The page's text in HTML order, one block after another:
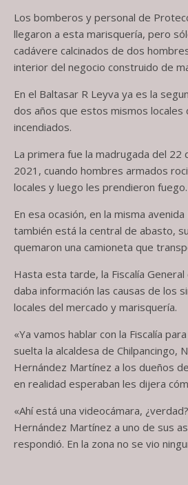
Los bomberos y personal de
llegaron a esta marisquería, pero
cadávere calcinados de dos
interior del negocio construido de
En el Baltasar R Leyva ya es la
dos años que estos mismos locales
incendiados.
La primera fue la madrugada del 22
2021, cuando hombres armados
locales y luego les prendieron fuego.
En esa ocasión, en la misma
también está la central de abasto,
quemaron una camioneta que
Hasta esta tarde, la Fiscalía General
daba información las causas de los
locales del mercado y marisquería.
«Ya vamos hablar con la Fiscalía
suelta la alcaldesa de Chilpancingo,
Hernández Martínez a los dueños
en realidad esperaban les dijera
«Ahí está una videocámara,
Hernández Martínez a uno de sus
respondió. En la zona no se vio